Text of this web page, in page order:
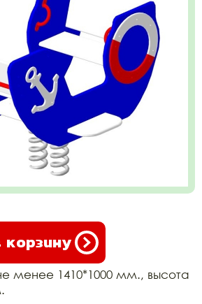
менее 1410*1000 мм., высота